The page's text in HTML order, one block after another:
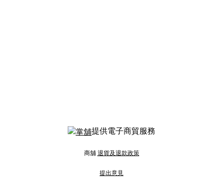
提供電子商貿服務
商舖 退貨及退款政策
提出意見